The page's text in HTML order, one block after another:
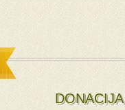
DONACIJA